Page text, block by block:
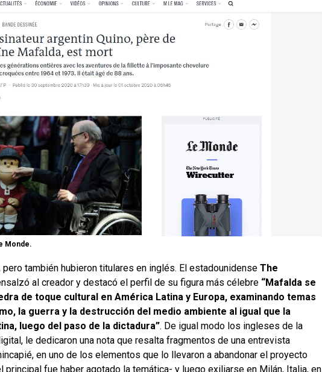
Monde.
pero también hubieron titulares en inglés. El estadounidense The
al creador y destacó el perfil de su figura más célebre “Mafalda se
de toque cultural en América Latina y Europa, examinando temas
la guerra y la destrucción del medio ambiente al igual que la
luego del paso de la dictadura”. De igual modo los ingleses de la
le dedicaron una nota que resalta fragmentos de una entrevista
en uno de los elementos que lo llevaron a abandonar el proyecto
principal fue haber agotado la temática- y luego exiliarse en Milán, Italia, en